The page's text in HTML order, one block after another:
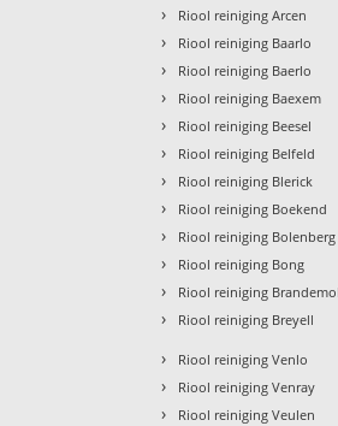
› Riool reiniging Arcen
› Riool reiniging Baarlo
› Riool reiniging Baerlo
› Riool reiniging Baexem
› Riool reiniging Beesel
› Riool reiniging Belfeld
› Riool reiniging Blerick
› Riool reiniging Boekend
› Riool reiniging Bolenberg
› Riool reiniging Bong
› Riool reiniging
› Riool reiniging Breyell
› Riool reiniging Venlo
› Riool reiniging Venray
› Riool reiniging Veulen